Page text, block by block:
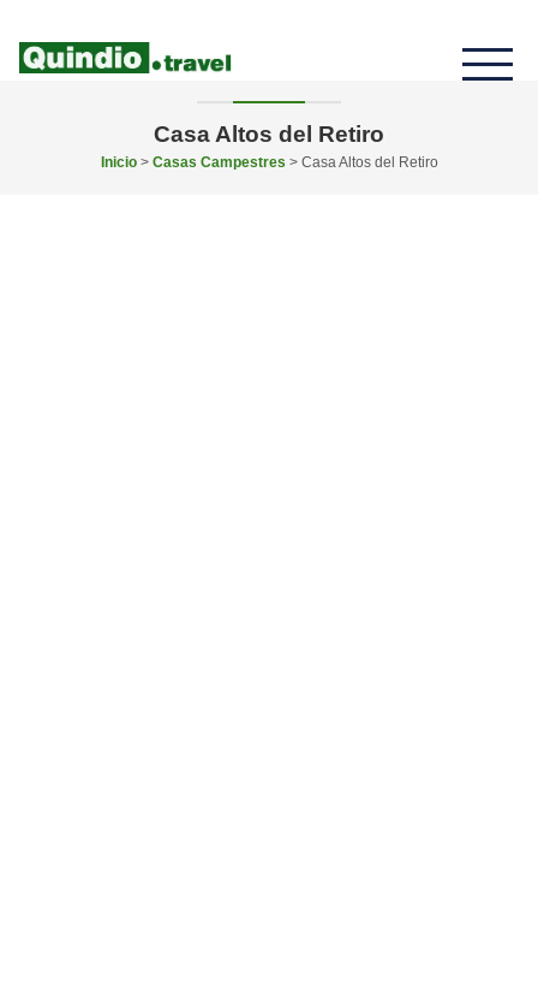
Casa Altos del Retiro
Inicio> Casas Campestres > Casa Altos del Retiro